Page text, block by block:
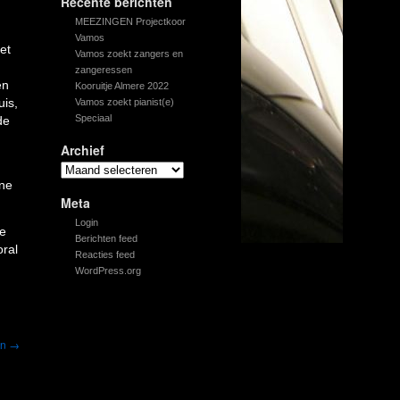
MEEZINGEN Projectkoor
Vamos
Vamos zoekt zangers en
zangeressen
Kooruitje Almere 2022
Vamos zoekt pianist(e)
Speciaal
Archief
Meta
Login
Berichten feed
Reacties feed
WordPress.org
→